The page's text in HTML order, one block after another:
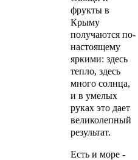
фрукты в
Крыму
получаются по-
настоящему
яркими: здесь
тепло, здесь
много солнца,
и в умелых
руках это дает
великолепный
результат.
Есть и море -